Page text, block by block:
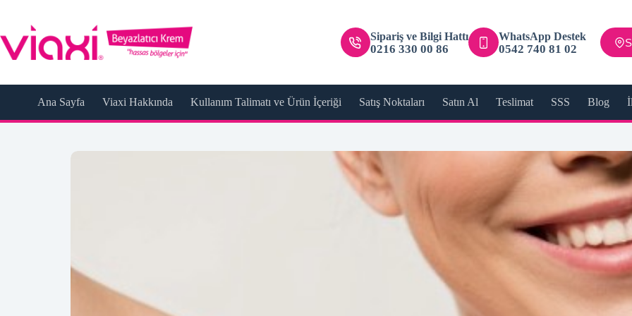
content
Sipariş ve Bilgi Hattı
0216 330 00 86
WhatsApp Destek
0542 740 81 02
Ana Sayfa Viaxi Hakkında Kullanım Talimatı ve Ürün İçeriği Satış Noktaları Satın Al Teslimat SSS Blog